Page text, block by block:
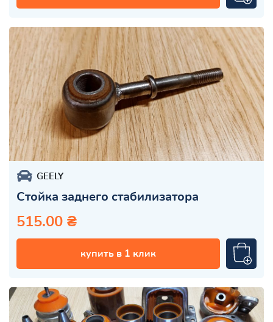
GEELY
Стойка заднего стабилизатора
515.00 ₴
купить в 1 клик